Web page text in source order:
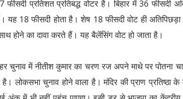
फीसदी प्रतिशत प्रतिबद्ध वोटर है। बिहार में 36
18 फीसदी होता है। शेष 18 फीसदी वोट ही
होने का दावा करते हैं। यह बैलेंसिंग वोट हो जाता है।
हर चुनाव में नीतीश कुमार का चरण रज अपने माथे पर
है। लोकसभा चुनाव होने वाला है। मंदिर की प्राण